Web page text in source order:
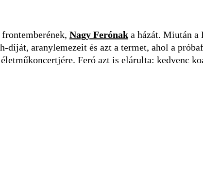
Nagy Ferónak a házát. Miután
aranylemezeit és azt a termet, ahol a
Feró azt is elárulta: kedvenc